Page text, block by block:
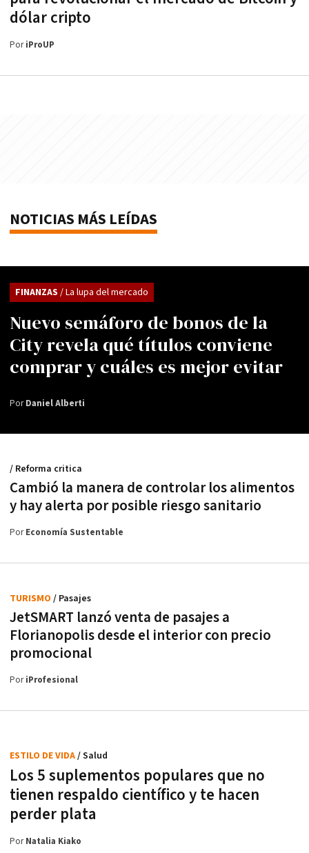
dólar cripto
PoriProUP
NOTICIAS MÁS LEÍDAS
Nuevo semáforo de bonos de la
City revela qué títulos conviene
comprar y cuáles es mejor evitar
FINANZAS / La lupa del mercado
PorDaniel Alberti
Cambió la manera de controlar los alimentos
y hay alerta por posible riesgo sanitario
/ Reforma critica
PorEconomía Sustentable
JetSMART lanzó venta de pasajes a
Florianopolis desde el interior con precio
promocional
TURISMO / Pasajes
PoriProfesional
Los 5 suplementos populares que no
tienen respaldo científico y te hacen
perder plata
ESTILO DE VIDA/ Salud
PorNatalia Kiako